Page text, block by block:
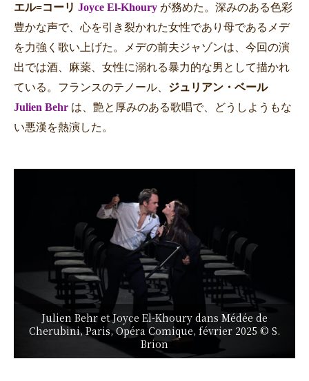
エル=コーリ Joyce El-Khoury が務めた。深みのある色彩
豊かな声で、心を引き裂かれた女性であり母であるメデ
を力強く歌い上げた。メデの前夫ジャゾンは、今回の演
出では酒、麻薬、女性に溺れる暴力的な男として描かれ
ている。フランスのテノール、 ジュリアン・ベール
Julien Behr は、艶と厚みのある歌唱で、どうしようもな
い悪漢を熱演した。
Julien Behr et Joyce El-Khoury dans Médée de
Cherubini, Paris, Opéra Comique, février 2025 © S.
Brion